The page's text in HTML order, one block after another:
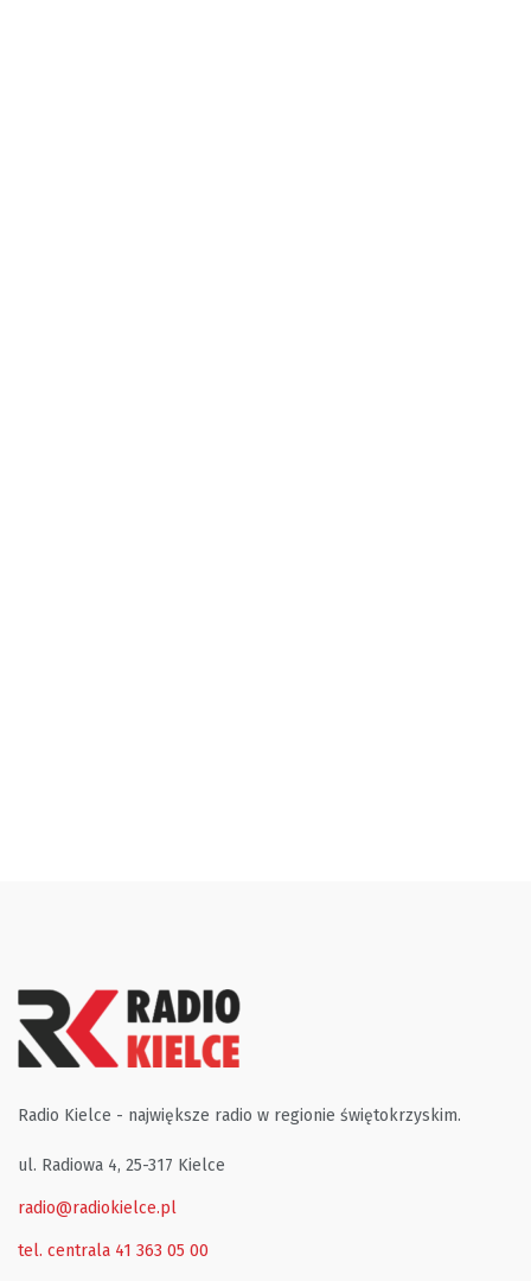
Radio Kielce - największe radio w regionie świętokrzyskim.
ul. Radiowa 4, 25-317 Kielce
radio@radiokielce.pl
tel. centrala 41 363 05 00